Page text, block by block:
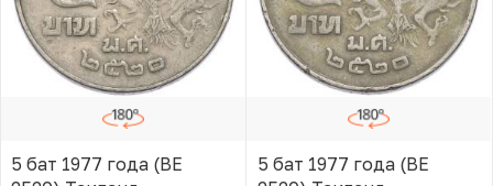
5 бат 1977 года (BE
5 бат 1977 года (BE